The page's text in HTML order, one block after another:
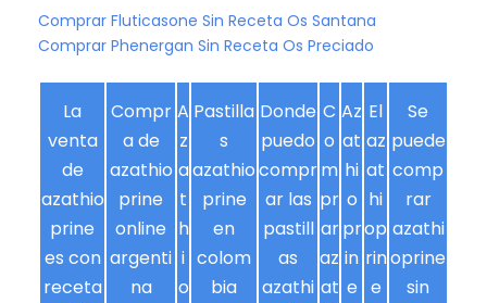
Comprar Fluticasone Sin Receta Os Santana
Comprar Phenergan Sin Receta Os Preciado
La
venta
de
azathio
prine
es con
receta
Compr
a de
azathio
prine
online
argenti
na
A
z
a
t
h
i
o
Pastilla
s
azathio
prine
en
colom
bia
Donde
puedo
compr
ar las
pastill
as
azathi
C
o
m
pr
ar
az
at
Az
at
hi
o
pr
in
e
El
az
at
hi
op
rin
e
Se
puede
comp
rar
azathi
oprine
sin